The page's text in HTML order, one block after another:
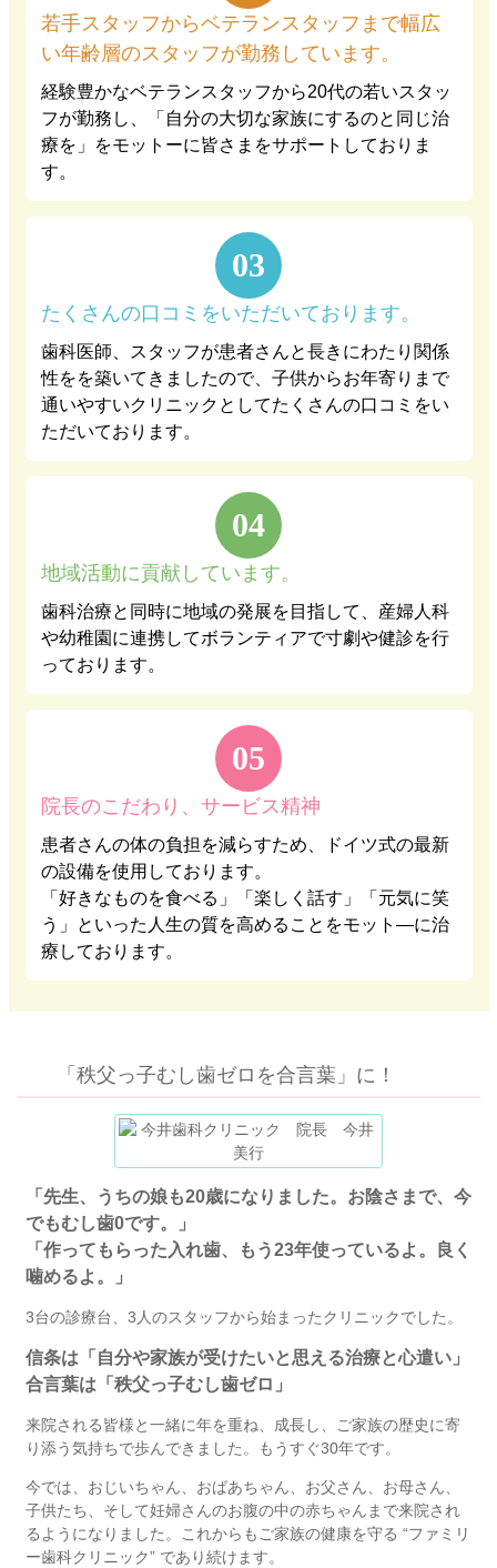
若手スタッフからベテランスタッフまで幅広
い年齢層のスタッフが勤務しています。
経験豊かなベテランスタッフから20代の若いスタッ
フが勤務し、「自分の大切な家族にするのと同じ治
療を」をモットーに皆さまをサポートしておりま
す。
03
たくさんの口コミをいただいております。
歯科医師、スタッフが患者さんと長きにわたり関係
性をを築いてきましたので、子供からお年寄りまで
通いやすいクリニックとしてたくさんの口コミをい
ただいております。
04
地域活動に貢献しています。
歯科治療と同時に地域の発展を目指して、産婦人科
や幼稚園に連携してボランティアで寸劇や健診を行
っております。
05
院長のこだわり、サービス精神
患者さんの体の負担を減らすため、ドイツ式の最新
の設備を使用しております。
「好きなものを食べる」「楽しく話す」「元気に笑
う」といった人生の質を高めることをモット―に治
療しております。
「秩父っ子むし歯ゼロを合言葉」に！
「先生、うちの娘も20歳になりました。お陰さまで、今
でもむし歯0です。」
「作ってもらった入れ歯、もう23年使っているよ。良く
噛めるよ。」
3台の診療台、3人のスタッフから始まったクリニックでした。
信条は「自分や家族が受けたいと思える治療と心遣い」
合言葉は「秩父っ子むし歯ゼロ」
来院される皆様と一緒に年を重ね、成長し、ご家族の歴史に寄
り添う気持ちで歩んできました。もうすぐ30年です。
今では、おじいちゃん、おばあちゃん、お父さん、お母さん、
子供たち、そして妊婦さんのお腹の中の赤ちゃんまで来院され
るようになりました。これからもご家族の健康を守る “ファミリ
ー歯科クリニック” であり続けます。